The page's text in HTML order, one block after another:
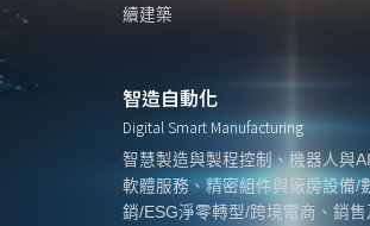
續建築
智造自動化
Digital Smart Manufacturing
智慧製造與製程控制、機器人與
軟體服務、精密組件與廠房設備/
銷/ESG淨零轉型/跨境電商、銷